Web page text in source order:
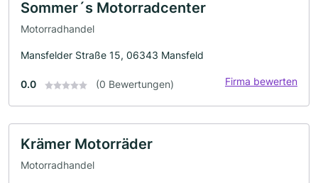
Sommer´s Motorradcenter
Motorradhandel
Mansfelder Straße 15, 06343 Mansfeld
0.0 (0 Bewertungen) Firma bewerten
Krämer Motorräder
Motorradhandel